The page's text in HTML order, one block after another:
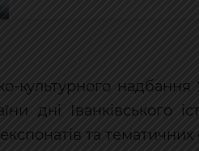
культурного
дні Іванківського
та